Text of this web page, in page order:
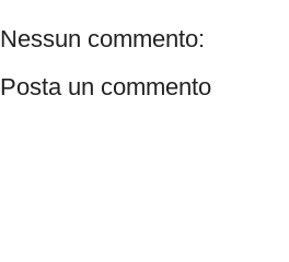
Nessun commento:
Posta un commento